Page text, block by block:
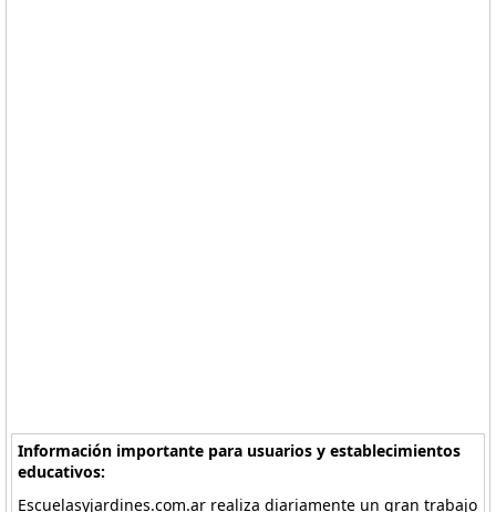
Información importante para usuarios y establecimientos
educativos:
Escuelasyjardines.com.ar realiza diariamente un gran trabajo